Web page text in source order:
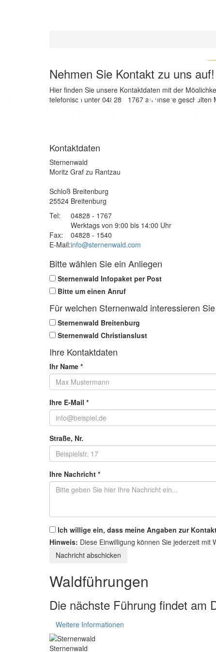
Nehmen Sie Kontakt zu uns auf!
Hier finden Sie unsere Kontaktdaten mit der
telefonisch unter 04828 - 1767 an unsere
Kontaktdaten
Sternenwald
Moritz Graf zu Rantzau
Schloß Breitenburg
25524 Breitenburg
Tel:
04828 - 1767
Werktags von 9:00 bis 14:00 Uhr
Fax:
04828 - 1540
E-Mail:info@sternenwald.com
Bitte wählen Sie ein Anliegen
Sternenwald Infopaket per Post
Bitte um einen Anruf
Für welchen Sternenwald interessieren
Sternenwald Breitenburg
Sternenwald Christianslust
Ihre Kontaktdaten
Ihr Name *
Ihre E-Mail *
Straße, Nr.
Ihre Nachricht *
Ich willige ein, dass meine Angaben zur
Hinweis: Diese Einwilligung können Sie jederzeit
Waldführungen
Die nächste Führung findet am
Weitere Informationen
Sternenwald